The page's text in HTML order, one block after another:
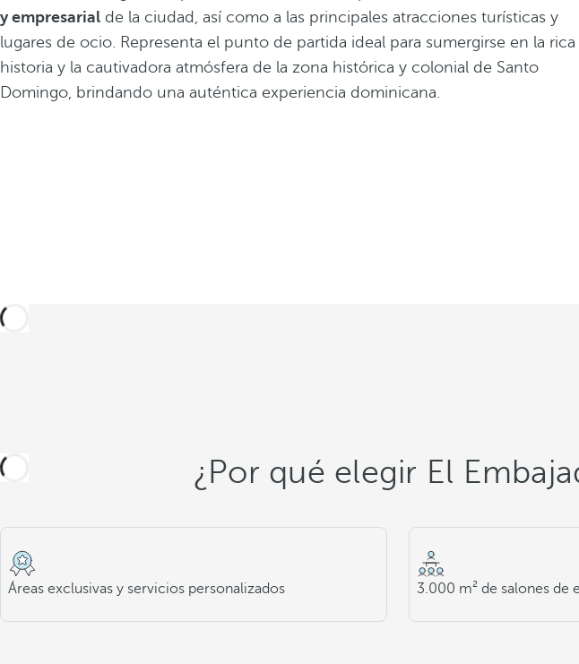
y empresarial de la ciudad, así como a las principales atracciones turísticas y
lugares de ocio. Representa el punto de partida ideal para sumergirse en la rica
historia y la cautivadora atmósfera de la zona histórica y colonial de Santo
Domingo, brindando una auténtica experiencia dominicana.
¿Por qué elegir El
Áreas exclusivas y servicios personalizados 3.000 m² de salones de